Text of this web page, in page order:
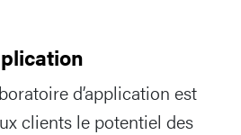
d’application est
clients le potentiel des